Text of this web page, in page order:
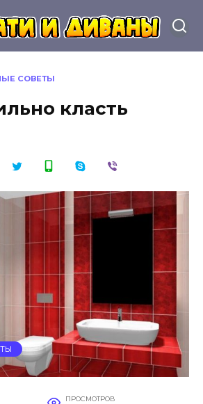
СОВЕТЫ
класть
ПРОСМОТРОВ